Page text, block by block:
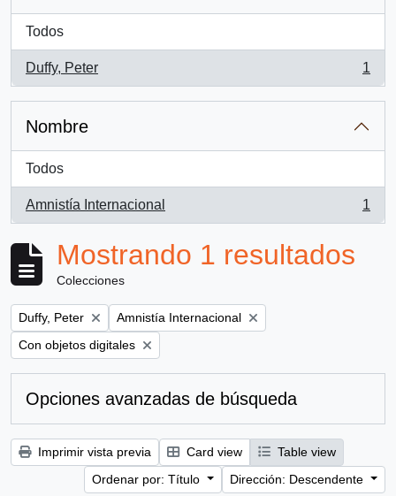
Todos
Duffy, Peter
, 1 resultados
1
Nombre
Todos
Amnistía Internacional
, 1 resultados
1
Mostrando 1 resultados
Colecciones
Remove filter:
Duffy, Peter Remove filter:
Amnistía Internacional
Remove filter:
Con objetos digitales
Opciones avanzadas de búsqueda
Imprimir vista previa Card view
Table view
Ordenar por: Título
Dirección: Descendente